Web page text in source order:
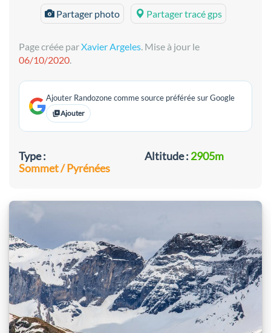
Partager photo Partager tracé gps
Page créée parXavier Argeles. Mise à jour le
06/10/2020.
Ajouter Randozone comme source préférée sur Google
Ajouter
Type :
Sommet / Pyrénées
Altitude : 2905m